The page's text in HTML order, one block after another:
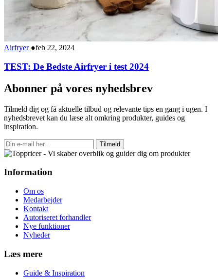
Airfryer ●feb 22, 2024
TEST: De Bedste Airfryer i test 2024
Abonner på vores nyhedsbrev
Tilmeld dig og få aktuelle tilbud og relevante tips en gang i ugen. I
nyhedsbrevet kan du læse alt omkring produkter, guides og
inspiration.
Tilmeld
Information
Om os
Medarbejder
Kontakt
Autoriseret forhandler
Nye funktioner
Nyheder
Læs mere
Guide & Inspiration